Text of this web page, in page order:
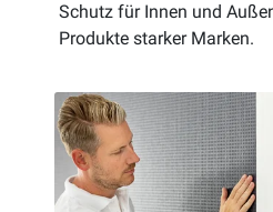
Schutz für Innen und
Produkte starker Marken.